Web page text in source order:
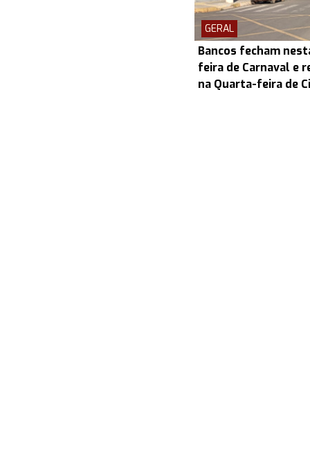
GERAL
Bancos fecham
feira de Carnaval e
na Quarta-feira de